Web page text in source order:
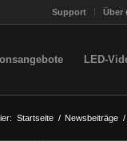
Support Über
LED-
Startseite / Newsbeiträge /